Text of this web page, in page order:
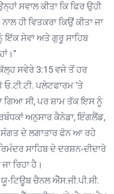
ਸਵਾਲ ਕੀਤਾ ਕਿ ਫਿਰ ਉਹੀ
ਹੀ ਵਿਤਕਰਾ ਕਿਉਂ ਕੀਤਾ ਜਾ
ਇੱਕ ਸੇਵਾ ਅਤੇ ਗੁਰੂ ਸਾਹਿਬ
ਸਵੇਰੇ 3:15 ਵਜੇ ਤੋਂ ਹਰ
ਪਲੇਟਫਾਰਮ ‘ਤੇ
ਗਿਆ ਸੀ, ਪਰ ਸ਼ਾਮ ਤੱਕ ਇਸ ਨੂੰ
ਅਨੁਸਾਰ ਕੈਨੇਡਾ, ਇੰਗਲੈਂਡ,
ਦੇ ਲਗਾਤਾਰ ਫੋਨ ਆ ਰਹੇ
ਸਾਹਿਬ ਦੇ ਦਰਸ਼ਨ-ਦੀਦਾਰੇ
ਰਿਹਾ ਹੈ।
ਟਿਊਬ ਚੈਨਲ ਐੱਸ.ਜੀ.ਪੀ.ਸੀ.